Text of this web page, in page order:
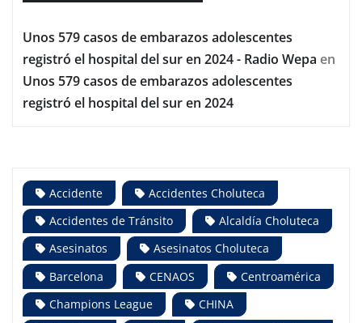
Unos 579 casos de embarazos adolescentes
registró el hospital del sur en 2024 - Radio Wepa en
Unos 579 casos de embarazos adolescentes
registró el hospital del sur en 2024
Accidente
Accidentes Choluteca
Accidentes de Tránsito
Alcaldía Choluteca
Asesinatos
Asesinatos Choluteca
Barcelona
CENAOS
Centroamérica
Champions League
CHINA